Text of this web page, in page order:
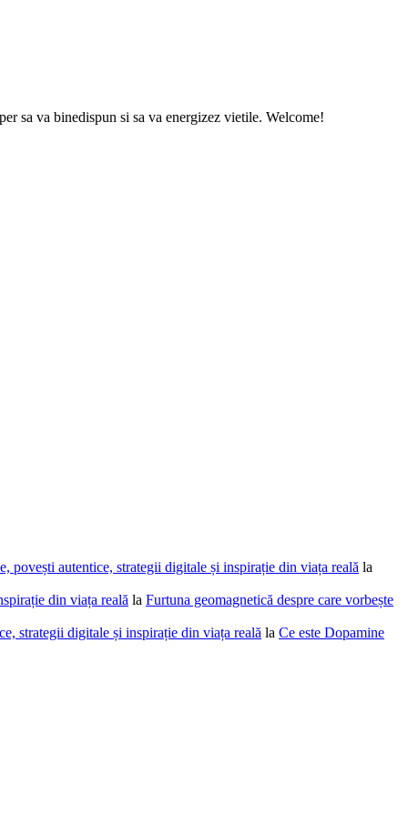
sa va binedispun si sa va energizez vietile. Welcome!
povești autentice, strategii digitale și inspirație din viața reală la
din viața reală la Furtuna geomagnetică despre care vorbește
strategii digitale și inspirație din viața reală la Ce este Dopamine